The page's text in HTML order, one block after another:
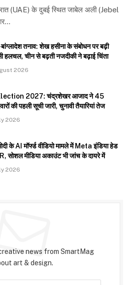
(UAE) के दुबई स्थित जाबेल अली (Jebel
तनाव: शेख हसीना के संबोधन पर बढ़ी
हलचल, चीन से बढ़ती नजदीकी ने बढ़ाई चिंता
2026
2027: चंद्रशेखर आजाद ने 45
की पहली सूची जारी, चुनावी तैयारियां तेज
2026
के AI मॉर्फ्ड वीडियो मामले में Meta इंडिया हेड
सोशल मीडिया अकाउंट भी जांच के दायरे में
2026
news from SmartMag
art & design.